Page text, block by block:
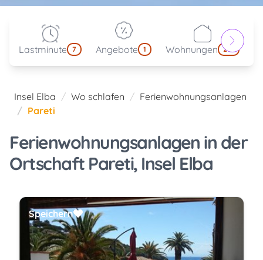
Lastminute 7 Angebote 1 Wohnungen 214
Insel Elba Wo schlafen
Ferienwohnungsanlagen
Pareti
Ferienwohnungsanlagen in der
Ortschaft Pareti, Insel Elba
Speichern